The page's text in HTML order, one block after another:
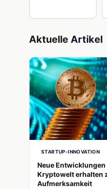
Aktuelle Artikel
STARTUP-INNOVATION
Neue
Kryptowelt erhalten
Aufmerksamkeit